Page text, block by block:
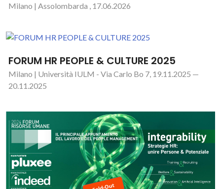
Milano | Assolombarda , 17.06.2026
FORUM HR PEOPLE & CULTURE 2025
Milano | Università IULM - Via Carlo Bo 7, 19.11.2025 —
20.11.2025